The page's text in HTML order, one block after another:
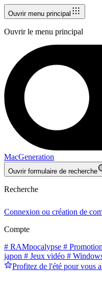
Ouvrir menu principal
Ouvrir le menu principal
MacGeneration
Ouvrir formulaire de recherche
Recherche
Connexion ou création de
Compte
# RAMpocalypse #
japon # Jeux vidéo #
Profitez de l'été pour vous